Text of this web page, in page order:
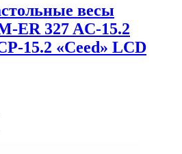
весы
ER 327 AC-15.2
15.2 «Ceed» LCD